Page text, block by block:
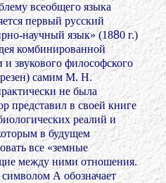
всеобщего языка
первый русский
научный язык» (1880 г.)
комбинированной
звукового философского
самим М. Н.
не была
представил в своей книге
реалий и
в будущем
все «земные
между ними отношения.
А обозначает